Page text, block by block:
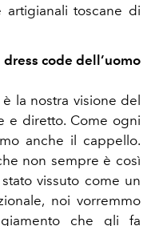
artigianali toscane di
code dell’uomo
la nostra visione del
e diretto. Come ogni
anche il cappello.
non sempre è così
vissuto come un
noi vorremmo
che gli fa